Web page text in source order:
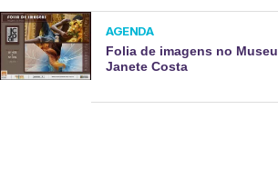
AGENDA
Folia de imagens no Museu
Janete Costa